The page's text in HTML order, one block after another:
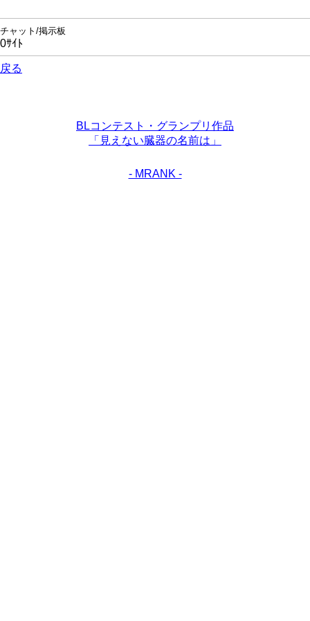
チャット/掲示板
0ｻｲﾄ
戻る
BLコンテスト・グランプリ作品
「見えない臓器の名前は」
- MRANK -